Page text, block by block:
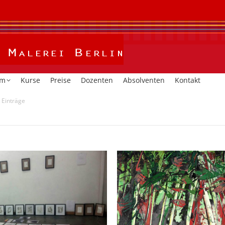
Kurse Preise Dozenten Absolventen Kontakt